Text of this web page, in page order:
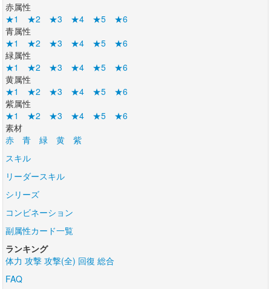
赤属性
★1
★2 ★3 ★4 ★5
★6
青属性
★1
★2 ★3 ★4 ★5
★6
緑属性
★1
★2 ★3 ★4 ★5
★6
黄属性
★1
★2 ★3 ★4 ★5
★6
紫属性
★1
★2 ★3 ★4 ★5
★6
素材
赤
青 緑 黄
紫
スキル
リーダースキル
シリーズ
コンビネーション
副属性カード一覧
ランキング
体力 攻撃 攻撃(全) 回復 総合
FAQ